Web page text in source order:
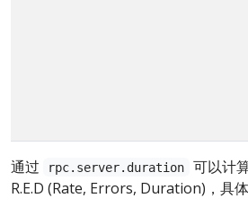
通过 rpc.server.duration
可以计
R.E.D (Rate, Errors, Duration)，具